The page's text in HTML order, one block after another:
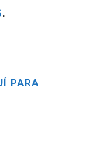
.
PARA